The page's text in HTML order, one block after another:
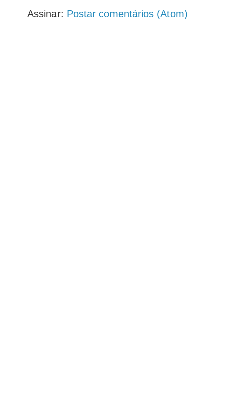
Assinar: Postar comentários (Atom)